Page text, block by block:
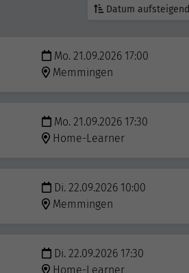
Datum aufsteigend
Mo. 21.09.2026 17:00
Memmingen
Mo. 21.09.2026 17:30
Home-Learner
Di. 22.09.2026 10:00
Memmingen
Di. 22.09.2026 17:30
Home-Learner